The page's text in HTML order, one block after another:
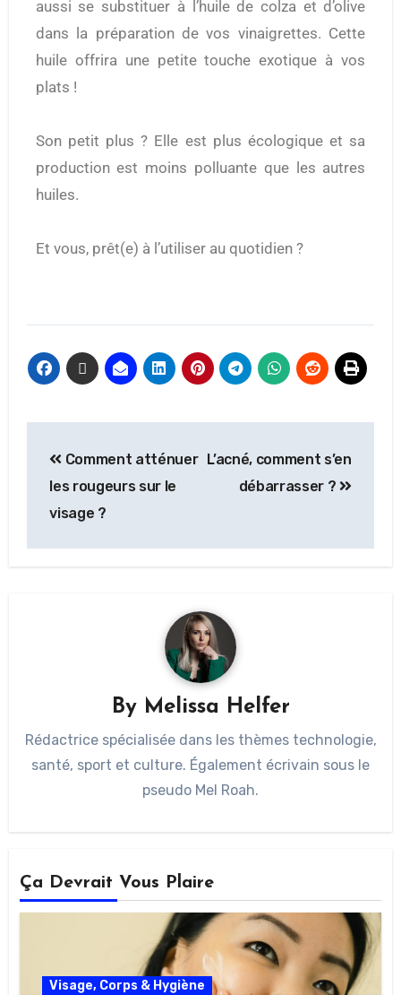
aussi se substituer à l’huile de colza et d’olive
dans la préparation de vos vinaigrettes. Cette
huile offrira une petite touche exotique à vos
plats !
Son petit plus ? Elle est plus écologique et sa
production est moins polluante que les autres
huiles.
Et vous, prêt(e) à l’utiliser au quotidien ?
Comment atténuer
les rougeurs sur le
visage ?
L’acné, comment s’en
débarrasser ?
By Melissa Helfer
Rédactrice spécialisée dans les thèmes technologie,
santé, sport et culture. Également écrivain sous le
pseudo Mel Roah.
Ça Devrait Vous Plaire
Visage, Corps & Hygiène